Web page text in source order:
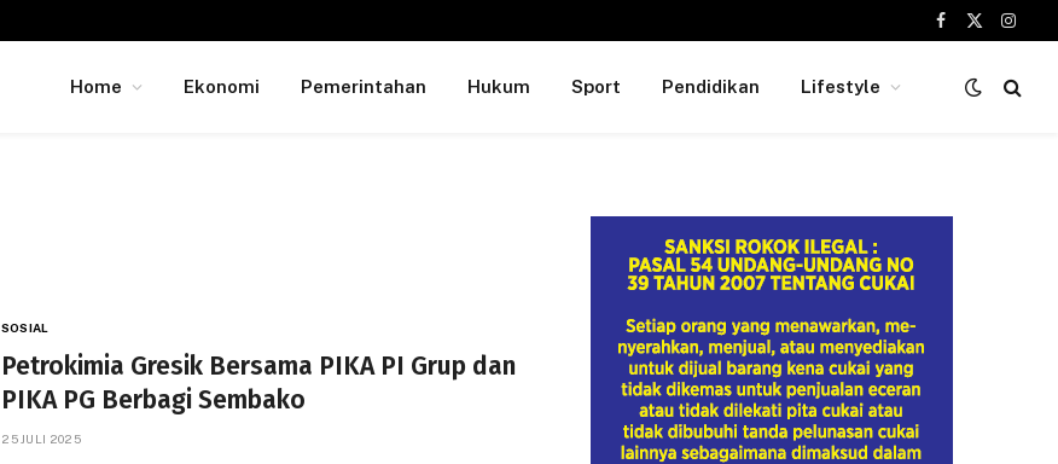
Facebook
X
Home Ekonomi Pemerintahan Hukum Sport Pendidikan Lifestyle
SOSIAL
Petrokimia Gresik Bersama PIKA PI Grup dan
PIKA PG Berbagi Sembako
25 JULI 2025